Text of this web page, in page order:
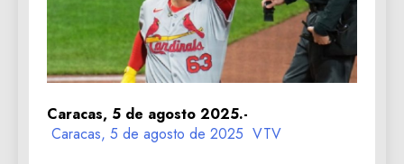
Caracas, 5 de agosto 2025.-
Caracas, 5 de agosto de 2025 VTV